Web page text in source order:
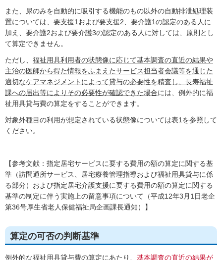
また、尿のみを自動的に吸引する機能のもの以外の自動排泄処理装
置については、要支援1および要支援2、要介護1の認定のある人に
加え、要介護2および要介護3の認定のある人に対しては、原則とし
て算定できません。
ただし、 福祉用具利用者の状態像に応じて基本調査の直近の結果や
主治の医師から得た情報をふまえたサービス担当者会議等を通じた
適切なケアマネジメントによって貸与の必要性を精査し、長寿福祉
課への届出等によりその必要性が確認できた場合には、例外的に福
祉用具貸与費の算定をすることができます。
対象外種目の利用が想定されている状態像については表1を参照して
ください。
【参考文献：指定居宅サービスに要する費用の額の算定に関する基
準（訪問通所サービス、居宅療養管理指導および福祉用具貸与に係
る部分）および指定居宅介護支援に要する費用の額の算定に関する
基準の制定に伴う実施上の留意事項について（平成12年3月1日老企
第36号厚生省老人保健福祉局企画課長通知）】
算定の可否の判断基準
例外的な福祉用具貸与費の算定にあたり、 基本調査の直近の結果が